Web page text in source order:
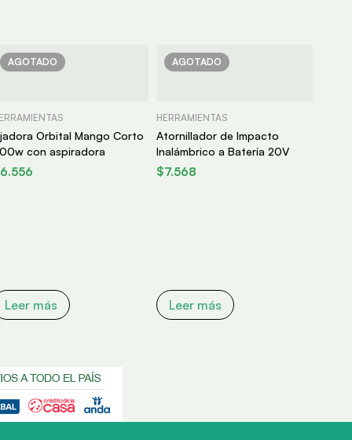
AGOTADO
Orbital Mango Corto
con aspiradora
6.556
Leer más
AGOTADO
HERRAMIENTAS
Atornillador de Impacto
Inalámbrico a Batería 20V
$7.568
Leer más